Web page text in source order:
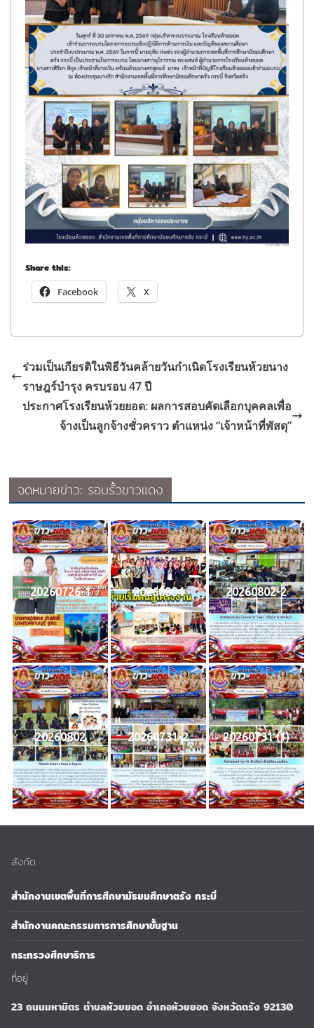
Share this:
Facebook X
ร่วมเป็นเกียรติในพิธีวันคล้ายวันกำเนิดโรงเรียนห้วยนาง
ราษฎร์บำรุง ครบรอบ 47 ปี
ประกาศโรงเรียนห้วยยอด: ผลการสอบคัดเลือกบุคคลเพื่อ
จ้างเป็นลูกจ้างชั่วคราว ตำแหน่ง “เจ้าหน้าที่พัสดุ”
จดหมายข่าว: รอบรั้วขาวแดง
20260726-1 20260804 20260802-2
20260802 20260731-2 20260731 (1)
สังกัด
สำนักงานเขตพื้นที่การศึกษามัธยมศึกษาตรัง กระบี่
สำนักงานคณะกรรมการการศึกษาขั้นฐาน
กระทรวงศึกษาธิการ
ที่อยู่
23 ถนนมหามิตร ตำบลห้วยยอด อำเภอห้วยยอด จังหวัดตรัง 92130